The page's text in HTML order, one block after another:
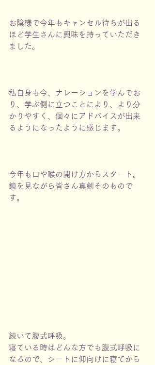
お陰様で今年もキャンセル待ちが出る
ほど学生さんに興味を持っていただき
ました。
私自身も今、ナレーションを学んでお
り、学ぶ側に立つことにより、より分
かりやすく、個々にアドバイスが出来
るようになったように感じます。
今年も口や喉の開け方からスタート。
鏡を見ながら皆さん真剣そのもので
す。
続いて腹式呼吸。
寝ている時はどんな方でも腹式呼吸に
なるので、シートに仰向けに寝てから